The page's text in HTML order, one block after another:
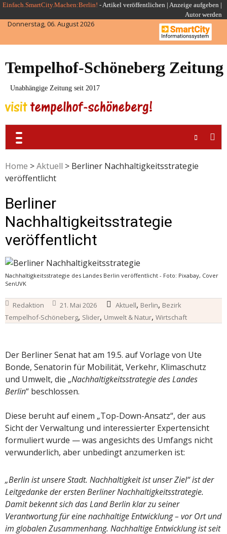
Skip
to
content
Einfach.SmartCity.Machen:Berlin! -Artikel veröffentlichen | Anzeige aufgeben |
Autor werden
Donnerstag, 06. August 2026
Tempelhof-Schöneberg Zeitung
Unabhängige Zeitung seit 2017
Home >Aktuell > Berliner Nachhaltigkeitsstrategie
veröffentlicht
Berliner
Nachhaltigkeitsstrategie
veröffentlicht
Nachhaltigkeitsstrategie des Landes Berlin veröffentlicht - Foto: Pixabay, Cover
SenUVK
Redaktion 21. Mai 2026 Aktuell, Berlin, Bezirk
Tempelhof-Schöneberg, Slider, Umwelt & Natur, Wirtschaft
Der Berliner Senat hat am 19.5. auf Vorlage von Ute
Bonde, Senatorin für Mobilität, Verkehr, Klimaschutz
und Umwelt, die „Nachhaltigkeitsstrategie des Landes
Berlin“ beschlossen.
Diese beruht auf einem „Top-Down-Ansatz“, der aus
Sicht der Verwaltung und interessierter Expertensicht
formuliert wurde — was angesichts des Umfangs nicht
verwunderlich, aber unbedingt anzumerken ist:
„Berlin ist unsere Stadt. Nachhaltigkeit ist unser Ziel“ ist der
Leitgedanke der ersten Berliner Nachhaltigkeitsstrategie.
Damit bekennt sich das Land Berlin klar zu seiner
Verantwortung für eine nachhaltige Entwicklung – vor Ort und
im globalen Zusammenhang. Nachhaltige Entwicklung ist seit